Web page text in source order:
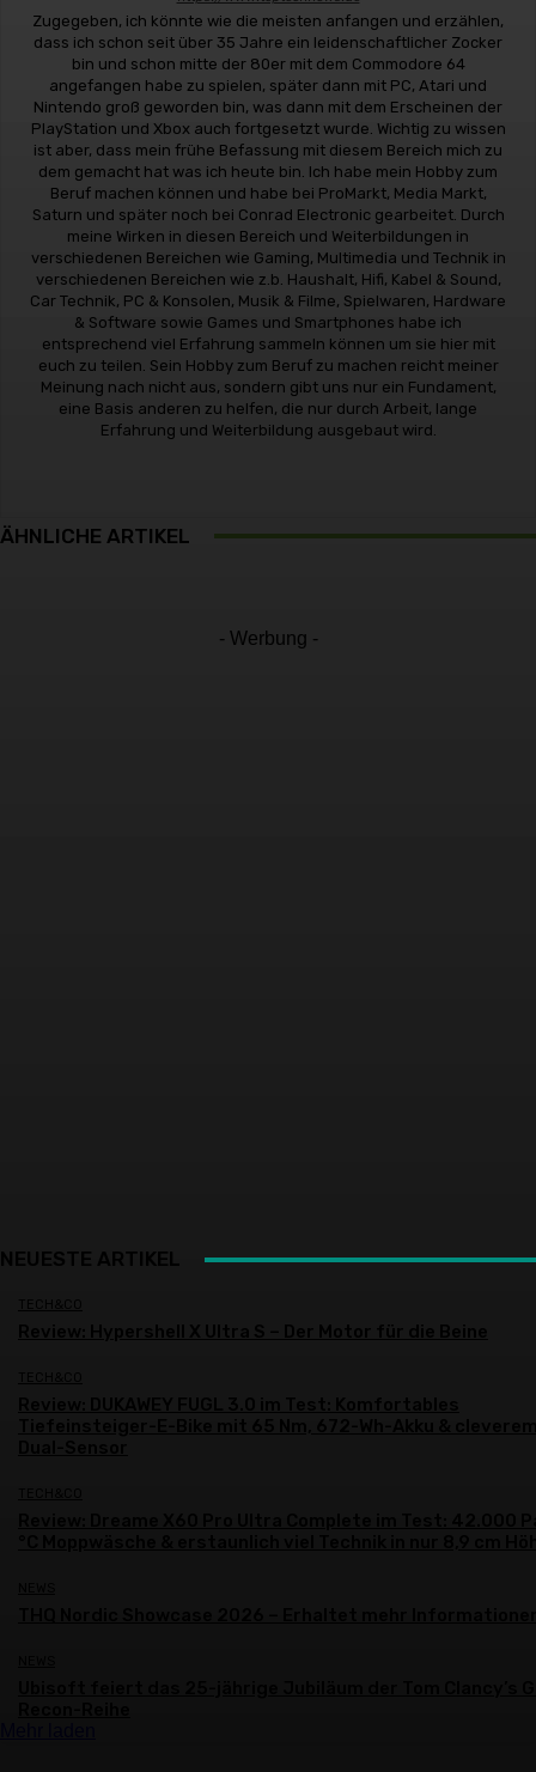
Zugegeben, ich könnte wie die meisten anfangen und erzählen,
dass ich schon seit über 35 Jahre ein leidenschaftlicher Zocker
bin und schon mitte der 80er mit dem Commodore 64
angefangen habe zu spielen, später dann mit PC, Atari und
Nintendo groß geworden bin, was dann mit dem Erscheinen der
PlayStation und Xbox auch fortgesetzt wurde. Wichtig zu wissen
ist aber, dass mein frühe Befassung mit diesem Bereich mich zu
dem gemacht hat was ich heute bin. Ich habe mein Hobby zum
Beruf machen können und habe bei ProMarkt, Media Markt,
Saturn und später noch bei Conrad Electronic gearbeitet. Durch
meine Wirken in diesen Bereich und Weiterbildungen in
verschiedenen Bereichen wie Gaming, Multimedia und Technik in
verschiedenen Bereichen wie z.b. Haushalt, Hifi, Kabel & Sound,
Car Technik, PC & Konsolen, Musik & Filme, Spielwaren, Hardware
& Software sowie Games und Smartphones habe ich
entsprechend viel Erfahrung sammeln können um sie hier mit
euch zu teilen. Sein Hobby zum Beruf zu machen reicht meiner
Meinung nach nicht aus, sondern gibt uns nur ein Fundament,
eine Basis anderen zu helfen, die nur durch Arbeit, lange
Erfahrung und Weiterbildung ausgebaut wird.
ÄHNLICHE ARTIKEL
- Werbung -
NEUESTE ARTIKEL